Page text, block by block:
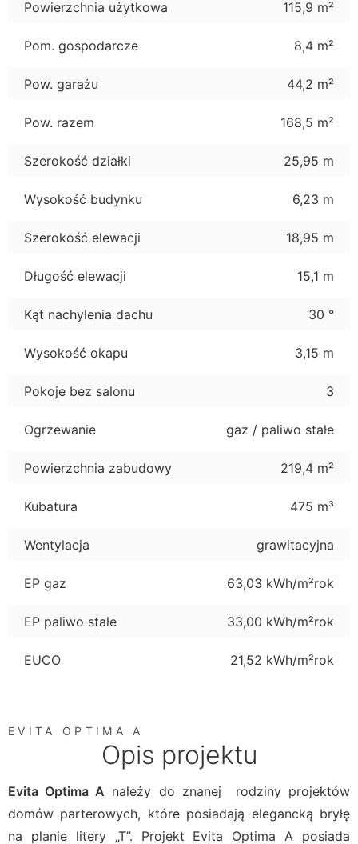
Powierzchnia użytkowa 115,9 m²
Pom. gospodarcze 8,4 m²
Pow. garażu 44,2 m²
Pow. razem 168,5 m²
Szerokość działki 25,95 m
Wysokość budynku 6,23 m
Szerokość elewacji 18,95 m
Długość elewacji 15,1 m
Kąt nachylenia dachu 30 °
Wysokość okapu 3,15 m
Pokoje bez salonu 3
Ogrzewanie gaz / paliwo stałe
Powierzchnia zabudowy 219,4 m²
Kubatura 475 m³
Wentylacja grawitacyjna
EP gaz 63,03 kWh/m²rok
EP paliwo stałe 33,00 kWh/m²rok
EUCO 21,52 kWh/m²rok
EVITA OPTIMA A
Opis projektu
Evita Optima A należy do znanej rodziny projektów
domów parterowych, które posiadają elegancką bryłę
na planie litery „T”. Projekt Evita Optima A posiada